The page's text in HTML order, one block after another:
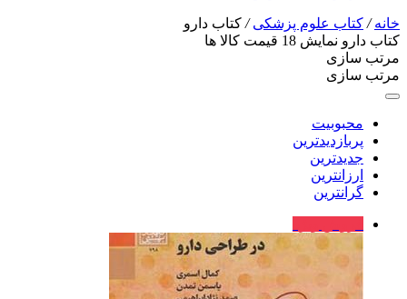
خانه/ کتاب علوم پزشکی/ کتاب دارو
کتاب دارو نمایش 18 قیمت کالا ها
مرتب سازی
مرتب سازی
محبوبیت
پربازدیدترین
جدیدترین
ارزانترین
گرانترین